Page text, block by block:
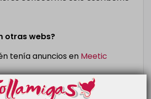
otras webs?
tenía anuncios en Meetic